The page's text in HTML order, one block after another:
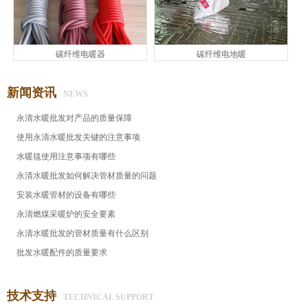
碳纤维电暖器 碳纤维电地暖
新闻资讯 NEWS
永清水暖批发对产品的质量保障
使用永清水暖批发关键的注意事项
水暖毯使用注意事项有哪些
永清水暖批发​如何解决管材质量的问题
安装水暖管材的设备有哪些
永清燃煤采暖炉的安全要素
永清水暖批发的管材质量有什么区别
批发水暖配件的质量要求
技术支持 TECHNICAL SUPPORT